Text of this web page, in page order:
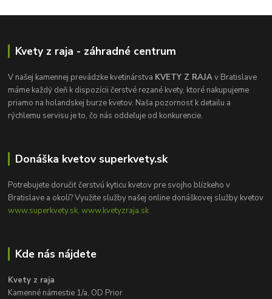
Kvety z raja - záhradné centrum
V našej kamennej prevádzke kvetinárstva KVETY Z RAJAv Bratislave
máme každý deň k dispozícii čerstvé rezané kvety, ktoré nakupujeme
priamo na holandskej burze kvetov. Naša pozornosť k detailu a
rýchlemu servisu je to, čo nás oddeľuje od konkurencie.
Donáška kvetov superkvety.sk
Potrebujete doručiť čerstvú kyticu kvetov pre svojho blízkeho v
Bratislave a okolí? Využite služby našej online donáškovej služby kvetov
www.superkvety.sk, www.kvetyzraja.sk
Kde nás nájdete
Kvety z raja
Kamenné námestie 1/a, OD Prior